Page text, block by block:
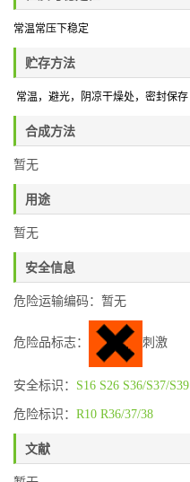
常温常压下稳定
贮存方法
常温，避光，阴凉干燥处 ，密封保存
合成方法
暂无
用途
暂无
安全信息
危险运输编码：暂无
危险品标志： 刺激
安全标识： S16 S26 S36/S37/S39
危险标识： R10 R36/37/38
文献